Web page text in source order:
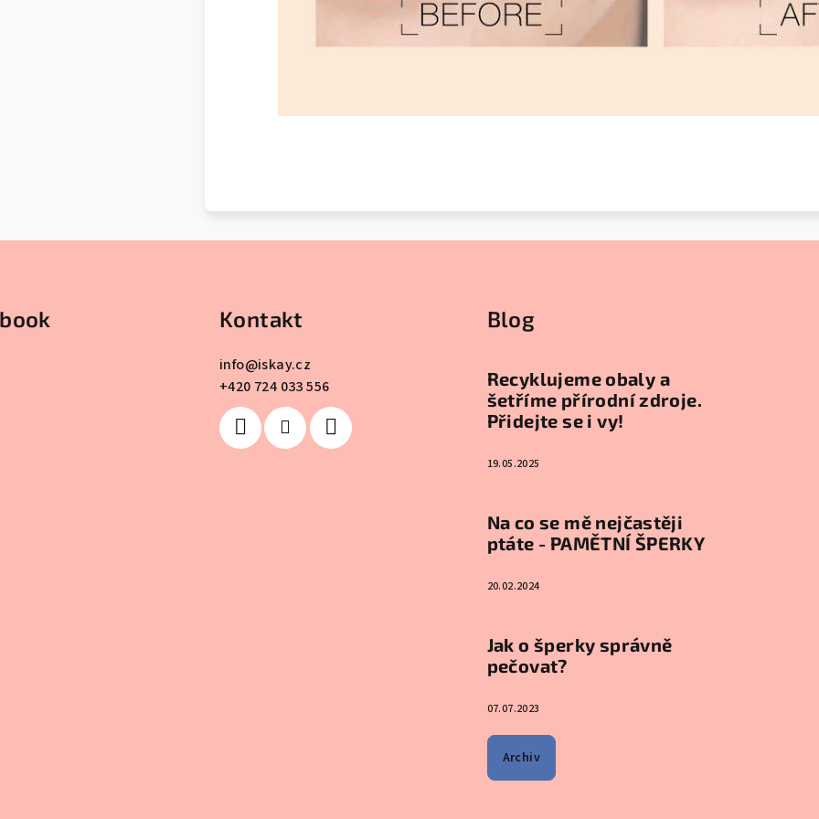
Kontakt
info@iskay.cz
+420 724 033 556
Blog
Recyklujeme obaly a
šetříme přírodní zdroje.
Přidejte se i vy!
19.05.2025
Na co se mě nejčastěji
ptáte - PAMĚTNÍ ŠPERKY
20.02.2024
Jak o šperky správně
pečovat?
07.07.2023
Archiv